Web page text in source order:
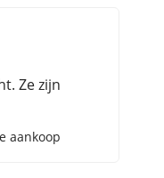
Ze zijn
aankoop